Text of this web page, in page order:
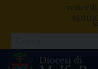
venerdì